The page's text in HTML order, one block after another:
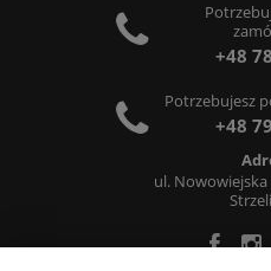
+48
Potrzebujesz
+48
ul. Nowowiejska